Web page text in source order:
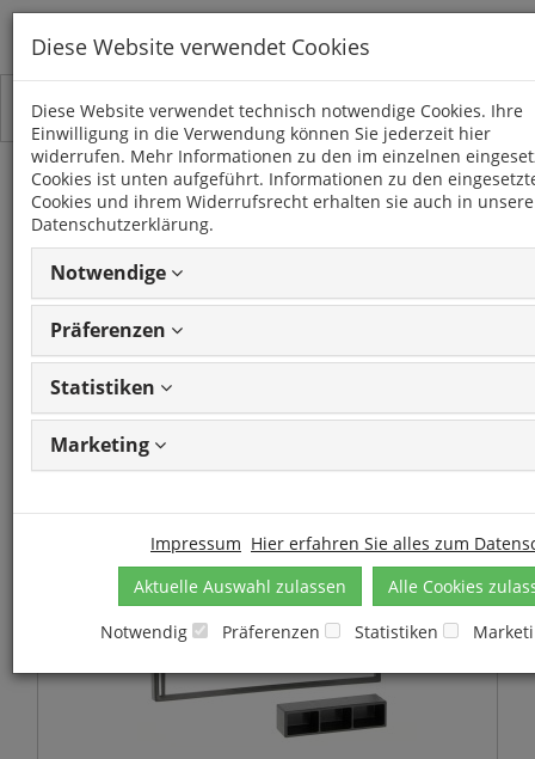
Toggle
navigation
Kategorien
MICRA (K12 FACELIFT)
(2005 - 2010)
10 Artikel
Artikel1 - 10 von 10
Artikeln
ändern
Diese Website verwendet Cookies
Diese Website verwendet technisch notwendige Cookies. Ihre
Einwilligung in die Verwendung können Sie jederzeit hier
widerrufen. Mehr Informationen zu den im einzelnen
Cookies ist unten aufgeführt. Informationen zu den
Cookies und ihrem Widerrufsrecht erhalten sie auch in
Datenschutzerklärung.
Notwendige
Präferenzen
Statistiken
Marketing
Impressum Hier erfahren Sie alles zum
Aktuelle Auswahl zulassen
Alle Cookies
Notwendig
Präferenzen Statistiken